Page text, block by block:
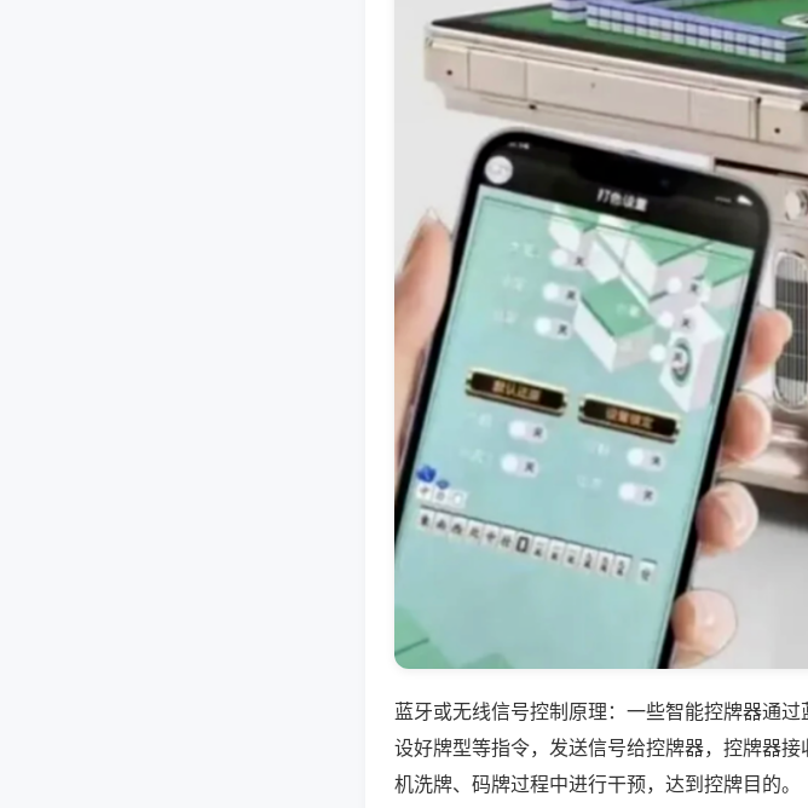
蓝牙或无线信号控制原理：一些智能控牌器通
设好牌型等指令，发送信号给控牌器，控牌器
机洗牌、码牌过程中进行干预，达到控牌目的。